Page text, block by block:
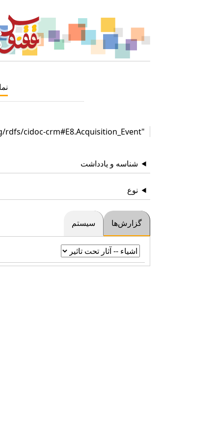
"http://www.cidoc-crm.org/rdfs/cidoc-crm#E8.Acquisition_Event"
شناسه و یادداشت
نوع
گزارش‌ها سیستم